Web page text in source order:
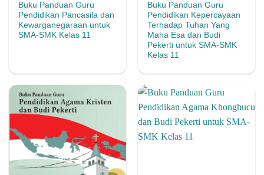
Buku Panduan Guru
Pendidikan Pancasila dan
Kewarganegaraan untuk
SMA-SMK Kelas 11
Buku Panduan Guru
Pendidikan Kepercayaan
Terhadap Tuhan Yang
Maha Esa dan Budi
Pekerti untuk SMA-SMK
Kelas 11